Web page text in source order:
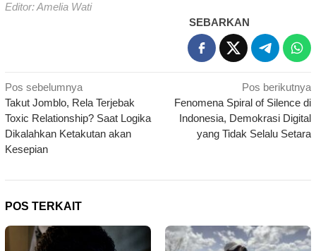
Editor: Amelia Wati
SEBARKAN
Navigasi
pos
Pos sebelumnya
Takut Jomblo, Rela Terjebak
Toxic Relationship? Saat Logika
Dikalahkan Ketakutan akan
Kesepian
Pos berikutnya
Fenomena Spiral of Silence di
Indonesia, Demokrasi Digital
yang Tidak Selalu Setara
POS TERKAIT